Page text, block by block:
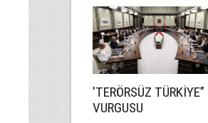
'TERÖRSÜZ TÜRKİYE”
VURGUSU